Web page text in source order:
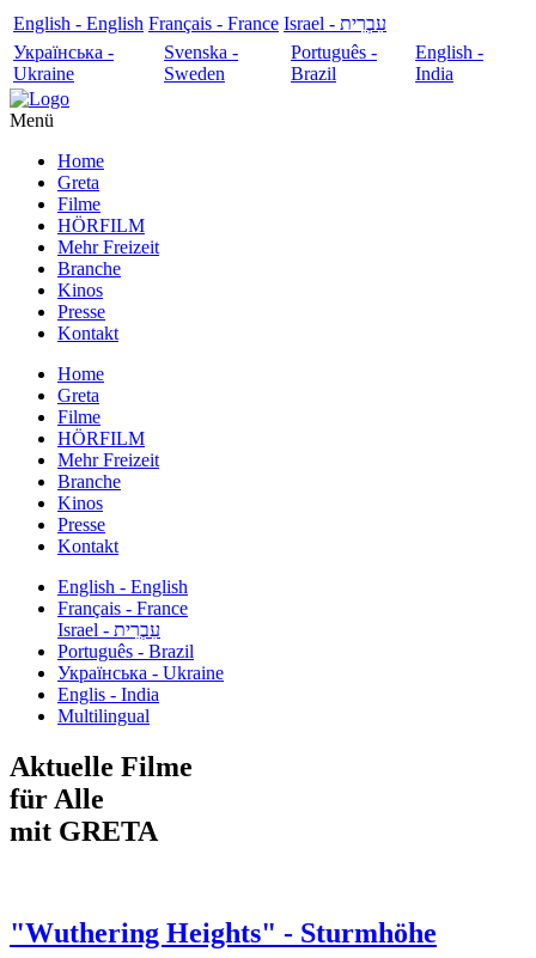
English - English Français - France
עִבְרִית - Israel
Українська -
Ukraine
Svenska -
Sweden
Português -
Brazil
English -
India
Menü
Home
Greta
Filme
HÖRFILM
Mehr Freizeit
Branche
Kinos
Presse
Kontakt
Home
Greta
Filme
HÖRFILM
Mehr Freizeit
Branche
Kinos
Presse
Kontakt
English - English
Français - France
עִבְרִית - Israel
Português - Brazil
Українська - Ukraine
Englis - India
Multilingual
Aktuelle Filme
für Alle
mit GRETA
"Wuthering Heights" - Sturmhöhe